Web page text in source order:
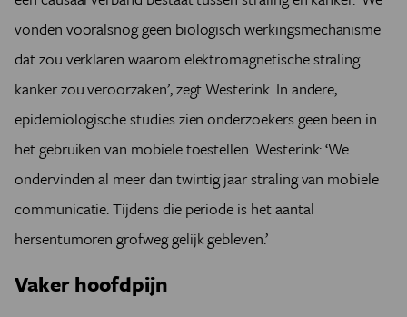
vonden vooralsnog geen biologisch werkingsmechanisme
dat zou verklaren waarom elektromagnetische straling
kanker zou veroorzaken’, zegt Westerink. In andere,
epidemiologische studies zien onderzoekers geen been in
het gebruiken van mobiele toestellen. Westerink: ‘We
ondervinden al meer dan twintig jaar straling van mobiele
communicatie. Tijdens die periode is het aantal
hersentumoren grofweg gelijk gebleven.’
Vaker hoofdpijn